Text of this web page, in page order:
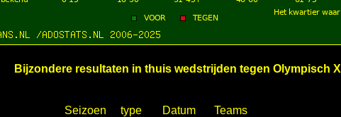
Bijzondere resultaten in thuis wedstrijden tegen Olympisch XI
Seizoen type Datum Teams